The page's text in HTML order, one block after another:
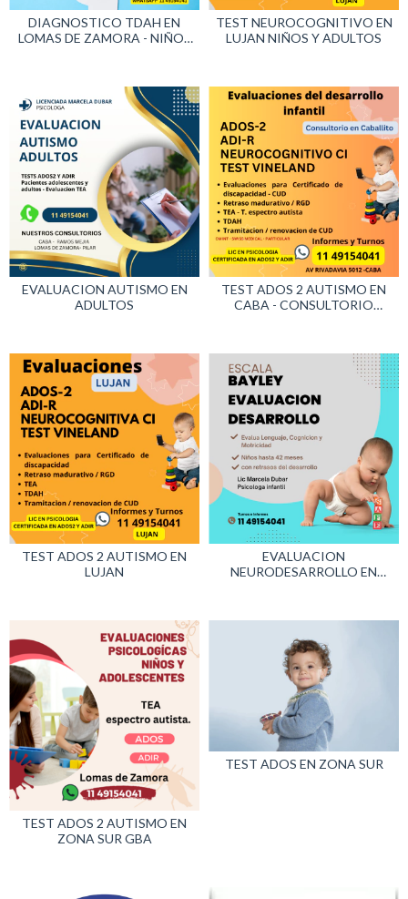
DIAGNOSTICO TDAH EN
LOMAS DE ZAMORA - NIÑOS
TEST NEUROCOGNITIVO EN
LUJAN NIÑOS Y ADULTOS
EVALUACION AUTISMO EN
ADULTOS
TEST ADOS 2 AUTISMO EN
CABA - CONSULTORIO
TEST ADOS 2 AUTISMO EN
LUJAN
EVALUACION
NEURODESARROLLO EN
TEST ADOS 2 AUTISMO EN
ZONA SUR GBA
TEST ADOS EN ZONA SUR